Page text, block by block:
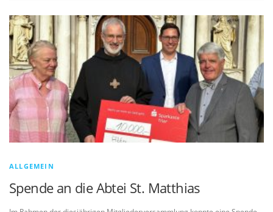
ALLGEMEIN
Spende an die Abtei St. Matthias